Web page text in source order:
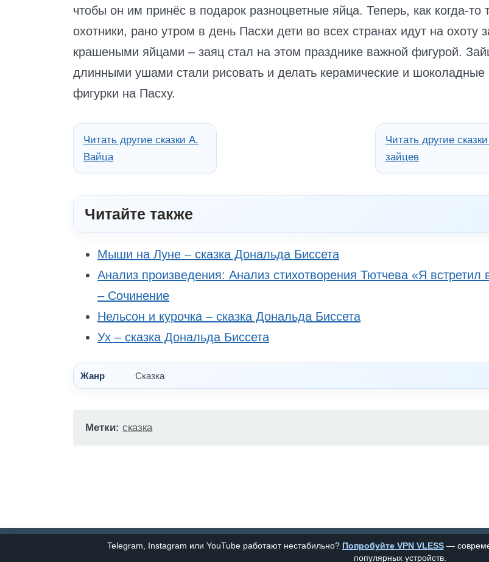
чтобы он им принёс в подарок разноцветные яйца. Теперь, как когда-то
охотники, рано утром в день Пасхи дети во всех странах идут на охоту
крашеными яйцами – заяц стал на этом празднике важной фигурой.
длинными ушами стали рисовать и делать керамические и шоколадные
фигурки на Пасху.
Читать другие сказки А.
Вайца
Читать другие
зайцев
Читайте также
Мыши на Луне – сказка Дональда Биссета
Анализ произведения: Анализ стихотворения Тютчева «Я встретил
– Сочинение
Нельсон и курочка – сказка Дональда Биссета
Ух – сказка Дональда Биссета
Жанр Сказка
Метки: сказка
© 2008 – 2026, Сказочник №13. Рассказы, сказки и стихи —
Telegram, Instagram или YouTube работают нестабильно? Попробуйте VPN VLESS—
популярных устройств.